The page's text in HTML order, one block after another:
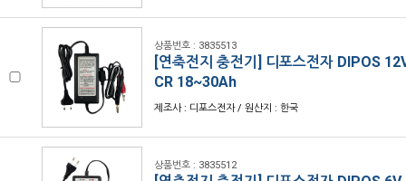
상품번호 : 3835513
[연축전지 충전기] 디포스전자 DIPOS
CR 18~30Ah
제조사 : 디포스전자 / 원산지 : 한국
상품번호 : 3835512